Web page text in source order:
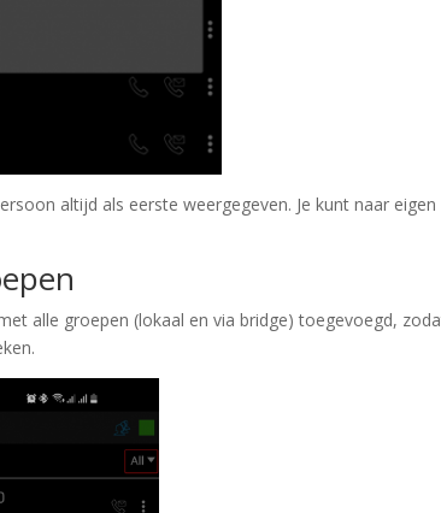
altijd als eerste weergegeven. Je kunt naar eigen
alle groepen (lokaal en via bridge) toegevoegd,